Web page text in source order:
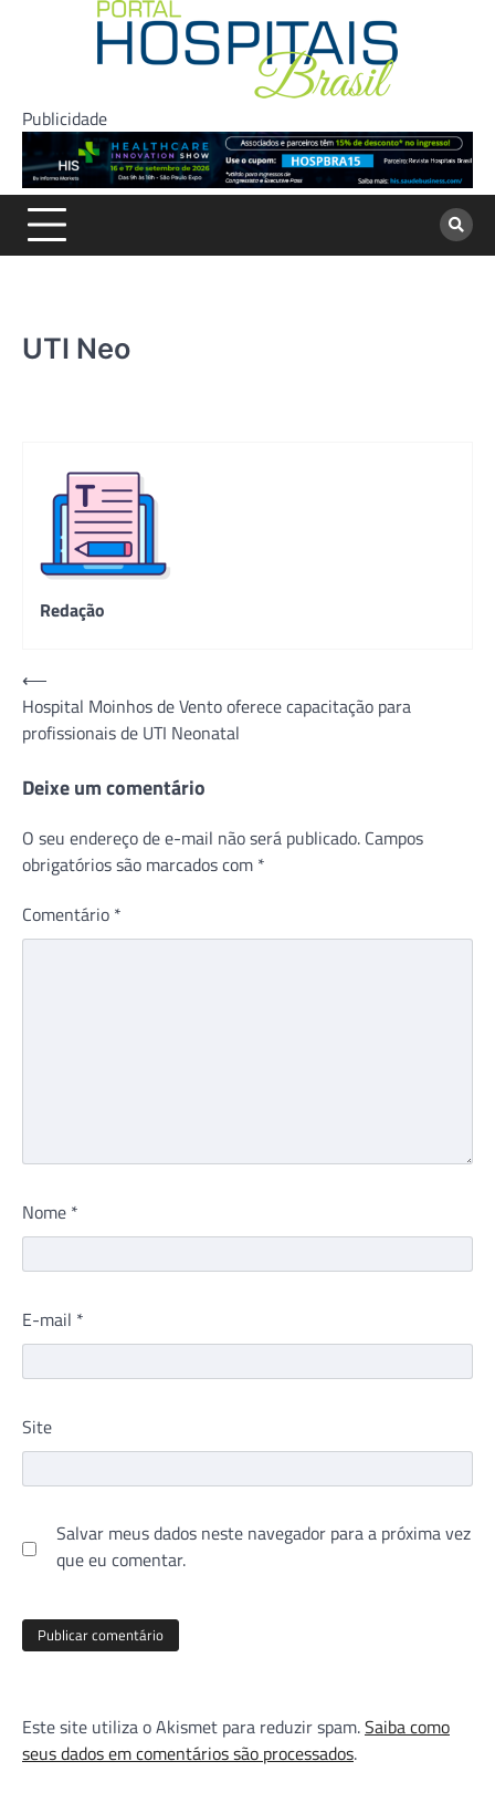
Publicidade
UTI Neo
Redação
Navegação
de
Post
⟵
Hospital Moinhos de Vento oferece capacitação para
profissionais de UTI Neonatal
Deixe um comentário
O seu endereço de e-mail não será publicado. Campos
obrigatórios são marcados com *
Comentário *
Nome *
E-mail *
Site
Salvar meus dados neste navegador para a próxima vez
que eu comentar.
Este site utiliza o Akismet para reduzir spam.Saiba como
seus dados em comentários são processados.